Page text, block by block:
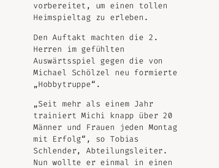
vorbereitet, um einen tollen
Heimspieltag zu erleben.
Den Auftakt machten die 2.
Herren im gefühlten
Auswärtsspiel gegen die von
Michael Schölzel neu formierte
„Hobbytruppe“.
„Seit mehr als einem Jahr
trainiert Michi knapp über 20
Männer und Frauen jeden Montag
mit Erfolg“, so Tobias
Schlender, Abteilungsleiter.
Nun wollte er einmal in einen